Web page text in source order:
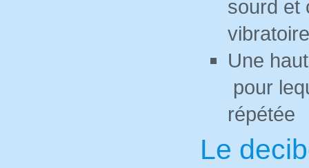
sourd et
Une
pour
répétée
Le